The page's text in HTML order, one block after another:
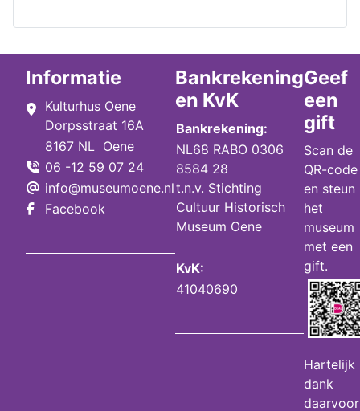
Informatie
Kulturhus Oene
Dorpsstraat 16A
8167 NL Oene
06 -12 59 07 24
info@museumoene.nl
Facebook
Bankrekening
en KvK
Bankrekening:
NL68 RABO 0306
8584 28
t.n.v. Stichting
Cultuur Historisch
Museum Oene
KvK:
41040690
Geef
een
gift
Scan de
QR-code
en steun
het
museum
met een
gift.
Hartelijk
dank